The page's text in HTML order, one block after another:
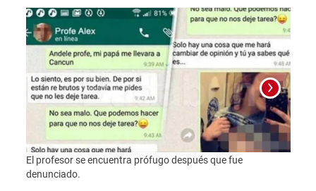
El profesor se encuentra prófugo después que fue
denunciado.